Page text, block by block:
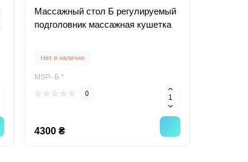
Масcажный стол Б регулируемый
подголовник массажная кушетка
Нет в наличии
MSP- Б *
0
4300 ₴